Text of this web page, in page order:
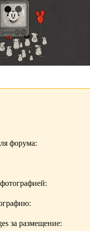
форума:
за размещение: